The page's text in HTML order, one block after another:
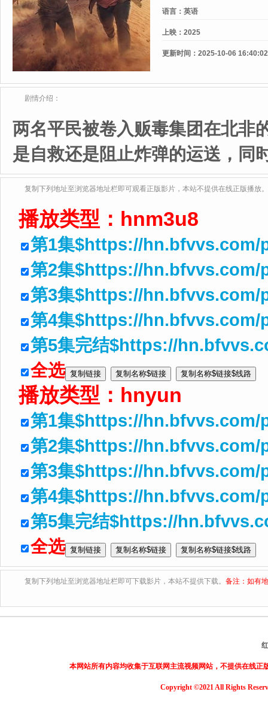
语言： 英语
上映： 2025
更新时间： 2025-10-06 16:40:02
剧情介绍：
两名平民被卷入贩毒集团在北非
是自救还是阻止炸弹的运送，同
复制下列地址至浏览器地址栏即可观看正版影片，本站不提供在线正版播放。
播放类型： hnm3u8
第1集$https://hn.bfvvs.com/
第2集$https://hn.bfvvs.com/
第3集$https://hn.bfvvs.com/
第4集$https://
第5集完结$https://
全选
播放类型： hnyun
第1集$https://hn.bfvvs.com/
第2集$https://hn.bfvvs.com/
第3集$https://hn.bfvvs.com/
第4集$https://hn.bfvvs.com/
第5集完结$https://
全选
复制下列地址至浏览器地址栏即可下载影片，本站不提供下载。 备注：如有
本网站所有内容均收集于互联网主流视频网站，不提供在线
Copyright ©2021 All Rights